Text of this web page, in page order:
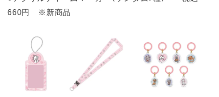
660円 ※新商品